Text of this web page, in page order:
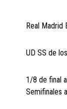
Real Madrid
UD SS de
1/8 de final
Semifinales